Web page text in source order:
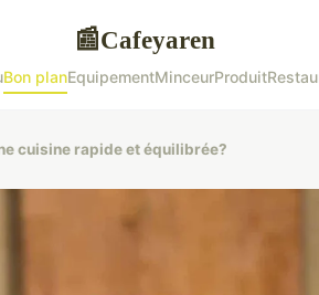
📰Cafeyaren
Bon planEquipementMinceurProduit
cuisine rapide et équilibrée?